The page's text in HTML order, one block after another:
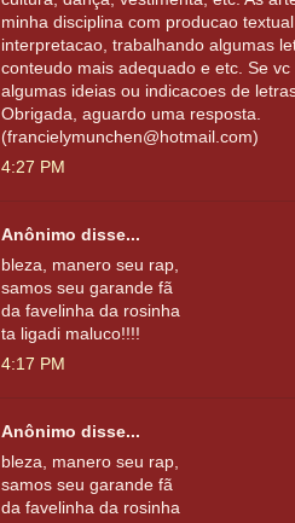
minha disciplina com producao
interpretacao, trabalhando algumas
conteudo mais adequado e etc. Se
algumas ideias ou indicacoes de
Obrigada, aguardo uma resposta.
(francielymunchen@hotmail.com)
4:27 PM
Anônimo disse...
bleza, manero seu rap,
samos seu garande fã
da favelinha da rosinha
ta ligadi maluco!!!!
4:17 PM
Anônimo disse...
bleza, manero seu rap,
samos seu garande fã
da favelinha da rosinha